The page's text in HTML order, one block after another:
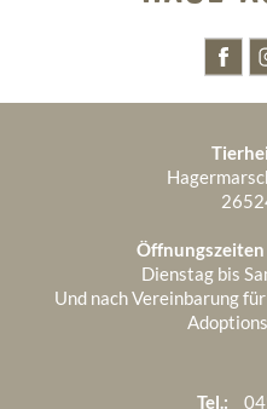
November 2025
September 2025
Juni 2025
Mai 2025
Dienstag bis
Und nach Vereinbarung
Tel.: